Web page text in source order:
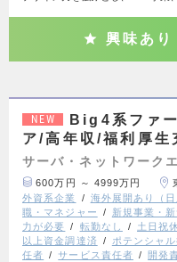
興味あり
NEW
Big4系ファ
ア/高年収/福利厚生
サーバ・ネットワーク
600万円 ～ 4999万円
外資系企業
海外展開あり（
職・マネジャー
新規事業・
力が必要
転勤なし 土日祝
以上資金調達済
ポテンシャ
任者
サービス責任者 開発